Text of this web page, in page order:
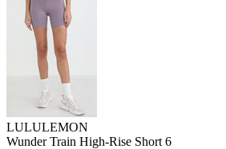
LULULEMON
Wunder Train High-Rise Short 6